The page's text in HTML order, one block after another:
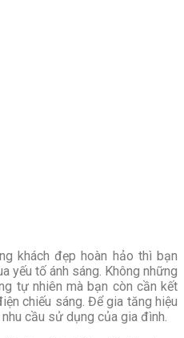
khách đẹp hoàn hảo thì bạn
yếu tố ánh sáng. Không những
tự nhiên mà bạn còn cần kết
chiếu sáng. Để gia tăng hiệu
cầu sử dụng của gia đình.